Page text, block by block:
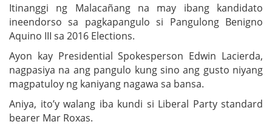
Itinanggi ng Malacañang na may ibang kandidato
ineendorso sa pagkapangulo si Pangulong Benigno
Aquino III sa 2016 Elections.
Ayon kay Presidential Spokesperson Edwin Lacierda,
nagpasiya na ang pangulo kung sino ang gusto niyang
magpatuloy ng kaniyang nagawa sa bansa.
Aniya, ito’y walang iba kundi si Liberal Party standard
bearer Mar Roxas.